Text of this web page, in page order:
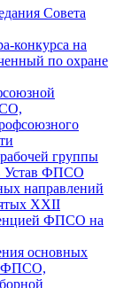
Совета
конкурса на
по охране
группы
Устав ФПСО
направлений
XXII
ФПСО на
основных
ФПСО,